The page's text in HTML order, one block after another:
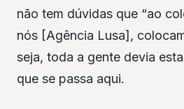
não tem dúvidas que “ao
nós [Agência Lusa],
seja, toda a gente devia
que se passa aqui.